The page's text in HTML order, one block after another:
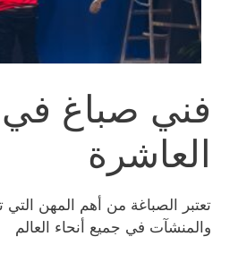
فني صباغ
العاشرة
تعتبر الصباغة من أهم المهن التي
والمنشآت في جميع أنحاء العالم